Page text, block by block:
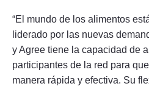
“El mundo de los alimentos
liderado por las nuevas
y Agree tiene la capacidad de
participantes de la red para
manera rápida y efectiva. Su